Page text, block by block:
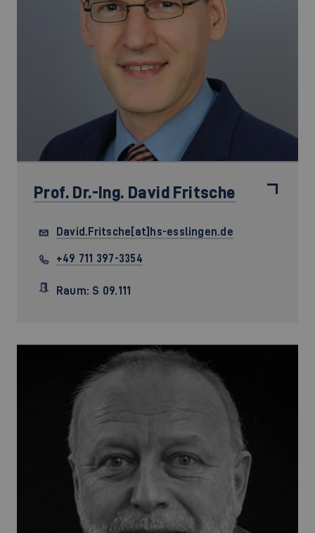
Prof. Dr.-Ing. David Fritsche
David.Fritsche[at]hs-esslingen.de
+49 711 397-3354
Raum: S 09.111